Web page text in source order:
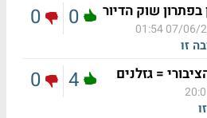
בפתרון שוק הדיור
07/06/
זו
0
0
= גזלנים 4
0